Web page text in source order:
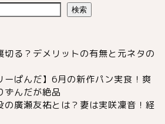
検索
切る？デメリットの有無と元ネタの
ーぱんだ】6月の新作パン実食！爽
ずんだが絶品
の廣瀬友祐とは？妻は実咲凜音！経